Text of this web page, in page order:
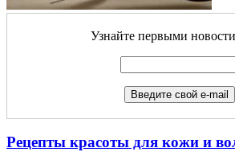
Узнайте первыми
Рецепты красоты для кожи и